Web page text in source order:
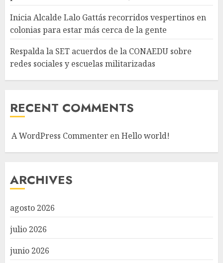
Inicia Alcalde Lalo Gattás recorridos vespertinos en
colonias para estar más cerca de la gente
Respalda la SET acuerdos de la CONAEDU sobre
redes sociales y escuelas militarizadas
RECENT COMMENTS
A WordPress Commenter enHello world!
ARCHIVES
agosto 2026
julio 2026
junio 2026